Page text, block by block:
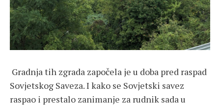
Gradnja tih zgrada započela je u doba pred raspad
Sovjetskog Saveza. I kako se Sovjetski savez
raspao i prestalo zanimanje za rudnik sada u